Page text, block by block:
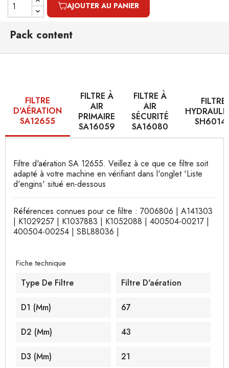
AJOUTER AU PANIER
Pack content
FILTRE
D'AÉRATION
SA12655
FILTRE À
AIR
PRIMAIRE
SA16059
FILTRE À
AIR
SÉCURITÉ
SA16080
FILTRE
Filtre d'aération SA 12655. Veillez à ce que ce filtre soit
adapté à votre machine en vérifiant dans l'onglet 'Liste
d'engins' situé en-dessous
Références connues pour ce filtre : 7006806 | A141303
| K1029257 | K1037883 | K1052088 | 400504-00217 |
400504-00254 | SBL88036 |
Fiche technique
Type De Filtre Filtre D'aération
D1 (mm) 67
D2 (mm) 43
D3 (mm) 21